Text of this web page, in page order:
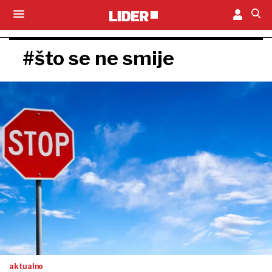
#što se ne smije
aktualno